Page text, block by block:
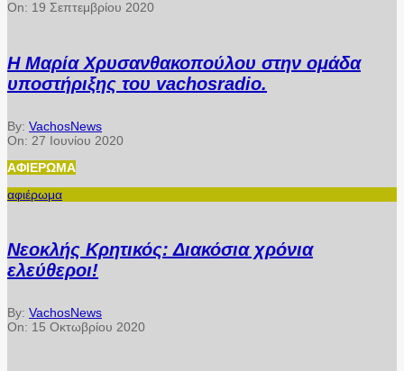
On: 19 Σεπτεμβρίου 2020
Η Μαρία Χρυσανθακοπούλου στην ομάδα
υποστήριξης του vachosradio.
By: VachosNews
On: 27 Ιουνίου 2020
ΑΦΙΈΡΩΜΑ
αφιέρωμα
Νεοκλής Κρητικός: Διακόσια χρόνια
ελεύθεροι!
By: VachosNews
On: 15 Οκτωβρίου 2020